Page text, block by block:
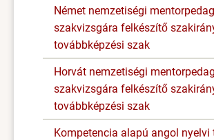
Német nemzetiségi
szakvizsgára felkészítő
továbbképzési szak
Horvát nemzetiségi
szakvizsgára felkészítő
továbbképzési szak
Kompetencia alapú angol nyelvi